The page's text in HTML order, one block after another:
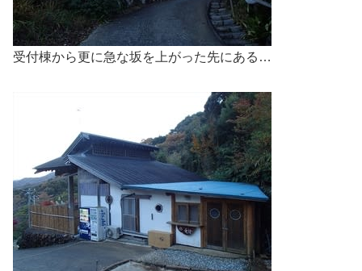
受付棟から更に急な坂を上がった先にある…